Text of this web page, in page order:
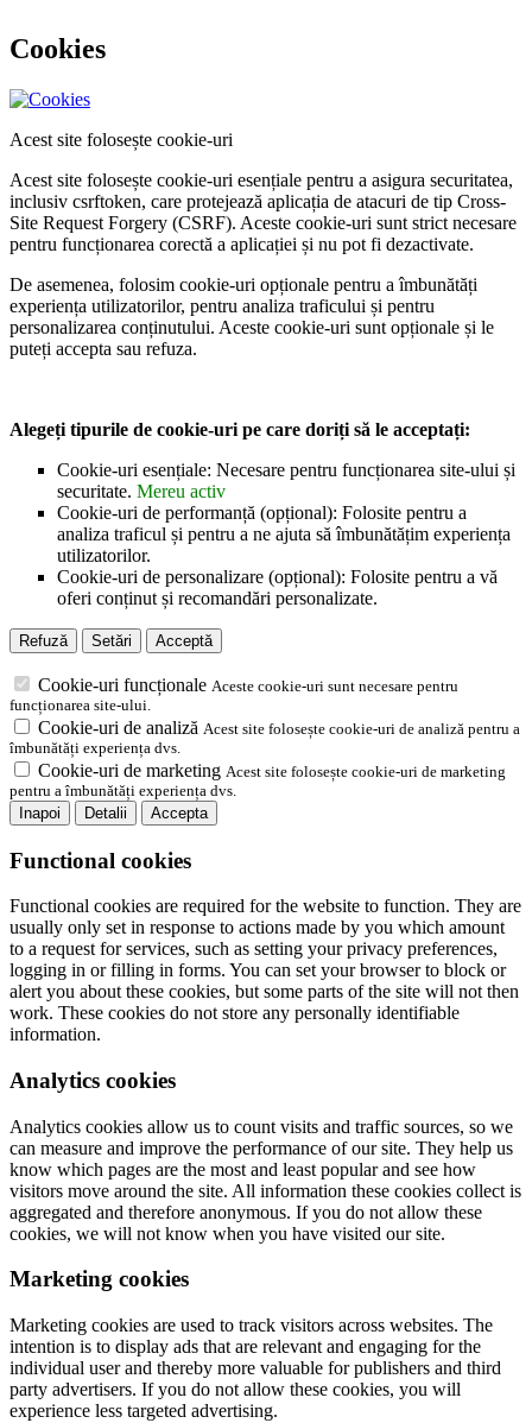
Cookies
Acest site folosește cookie-uri
Acest site folosește cookie-uri esențiale pentru a asigura securitatea,
inclusiv csrftoken, care protejează aplicația de atacuri de tip Cross-
Site Request Forgery (CSRF). Aceste cookie-uri sunt strict necesare
pentru funcționarea corectă a aplicației și nu pot fi dezactivate.
De asemenea, folosim cookie-uri opționale pentru a îmbunătăți
experiența utilizatorilor, pentru analiza traficului și pentru
personalizarea conținutului. Aceste cookie-uri sunt opționale și le
puteți accepta sau refuza.
Alegeți tipurile de cookie-uri pe care doriți să le acceptați:
Cookie-uri esențiale: Necesare pentru funcționarea site-ului și
securitate. Mereu activ
Cookie-uri de performanță (opțional): Folosite pentru a
analiza traficul și pentru a ne ajuta să îmbunătățim experiența
utilizatorilor.
Cookie-uri de personalizare (opțional): Folosite pentru a vă
oferi conținut și recomandări personalizate.
Refuză Setări Acceptă
Cookie-uri funcționale Aceste cookie-uri sunt necesare pentru
funcționarea site-ului.
Cookie-uri de analiză Acest site folosește cookie-uri de analiză pentru a
îmbunătăți experiența dvs.
Cookie-uri de marketing Acest site folosește cookie-uri de marketing
pentru a îmbunătăți experiența dvs.
Inapoi
Detalii Accepta
Functional cookies
Functional cookies are required for the website to function. They are
usually only set in response to actions made by you which amount
to a request for services, such as setting your privacy preferences,
logging in or filling in forms. You can set your browser to block or
alert you about these cookies, but some parts of the site will not then
work. These cookies do not store any personally identifiable
information.
Analytics cookies
Analytics cookies allow us to count visits and traffic sources, so we
can measure and improve the performance of our site. They help us
know which pages are the most and least popular and see how
visitors move around the site. All information these cookies collect is
aggregated and therefore anonymous. If you do not allow these
cookies, we will not know when you have visited our site.
Marketing cookies
Marketing cookies are used to track visitors across websites. The
intention is to display ads that are relevant and engaging for the
individual user and thereby more valuable for publishers and third
party advertisers. If you do not allow these cookies, you will
experience less targeted advertising.